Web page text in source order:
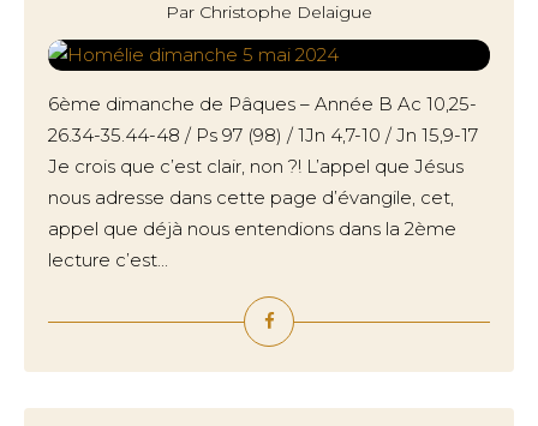
Par Christophe Delaigue
6ème dimanche de Pâques – Année B Ac 10,25-
26.34-35.44-48 / Ps 97 (98) / 1Jn 4,7-10 / Jn 15,9-17
Je crois que c’est clair, non ?! L’appel que Jésus
nous adresse dans cette page d’évangile, cet,
appel que déjà nous entendions dans la 2ème
lecture c’est...